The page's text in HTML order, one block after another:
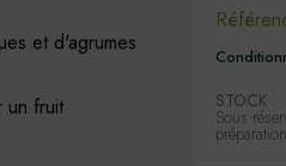
et d'agrumes
un fruit
STOCK
Sous